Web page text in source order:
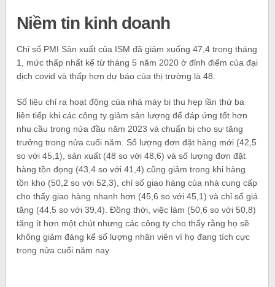
Niềm tin kinh doanh
Chỉ số PMI Sản xuất của ISM đã giảm xuống 47,4 trong tháng
1, mức thấp nhất kể từ tháng 5 năm 2020 ở đỉnh điểm của đại
dịch covid và thấp hơn dự báo của thị trường là 48.
Số liệu chỉ ra hoạt động của nhà máy bị thu hẹp lần thứ ba
liên tiếp khi các công ty giảm sản lượng để đáp ứng tốt hơn
nhu cầu trong nửa đầu năm 2023 và chuẩn bị cho sự tăng
trưởng trong nửa cuối năm. Số lượng đơn đặt hàng mới (42,5
so với 45,1), sản xuất (48 so với 48,6) và số lượng đơn đặt
hàng tồn đọng (43,4 so với 41,4) cũng giảm trong khi hàng
tồn kho (50,2 so với 52,3), chỉ số giao hàng của nhà cung cấp
cho thấy giao hàng nhanh hơn (45,6 so với 45,1) và chỉ số giá
tăng (44,5 so với 39,4). Đồng thời, việc làm (50,6 so với 50,8)
tăng ít hơn một chút nhưng các công ty cho thấy rằng họ sẽ
không giảm đáng kể số lượng nhân viên vì họ đang tích cực
trong nửa cuối năm nay